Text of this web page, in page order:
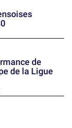
de
de la Ligue